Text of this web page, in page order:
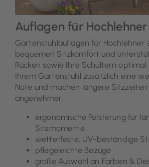
Auflagen für Hochlehner
Gartenstuhlauflagen für Hochlehner
bequemen Sitzkomfort und
Rücken sowie Ihre Schultern
Ihrem Gartenstuhl zusätzlich eine
Note und machen längere
angenehmer:
ergonomische Polsterung für
Sitzmomente
wetterfeste, UV-beständige
pflegeleichte Bezüge
große Auswahl an Farben &